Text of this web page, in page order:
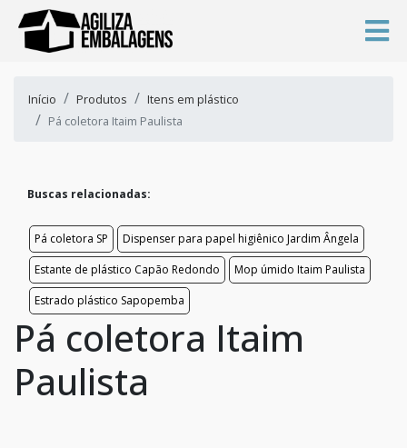
Início Produtos
Itens em plástico
Pá coletora Itaim Paulista
Buscas relacionadas:
Pá coletora SP
Dispenser para papel higiênico Jardim Ângela
Estante de plástico Capão Redondo
Mop úmido Itaim Paulista
Estrado plástico Sapopemba
Pá coletora Itaim
Paulista